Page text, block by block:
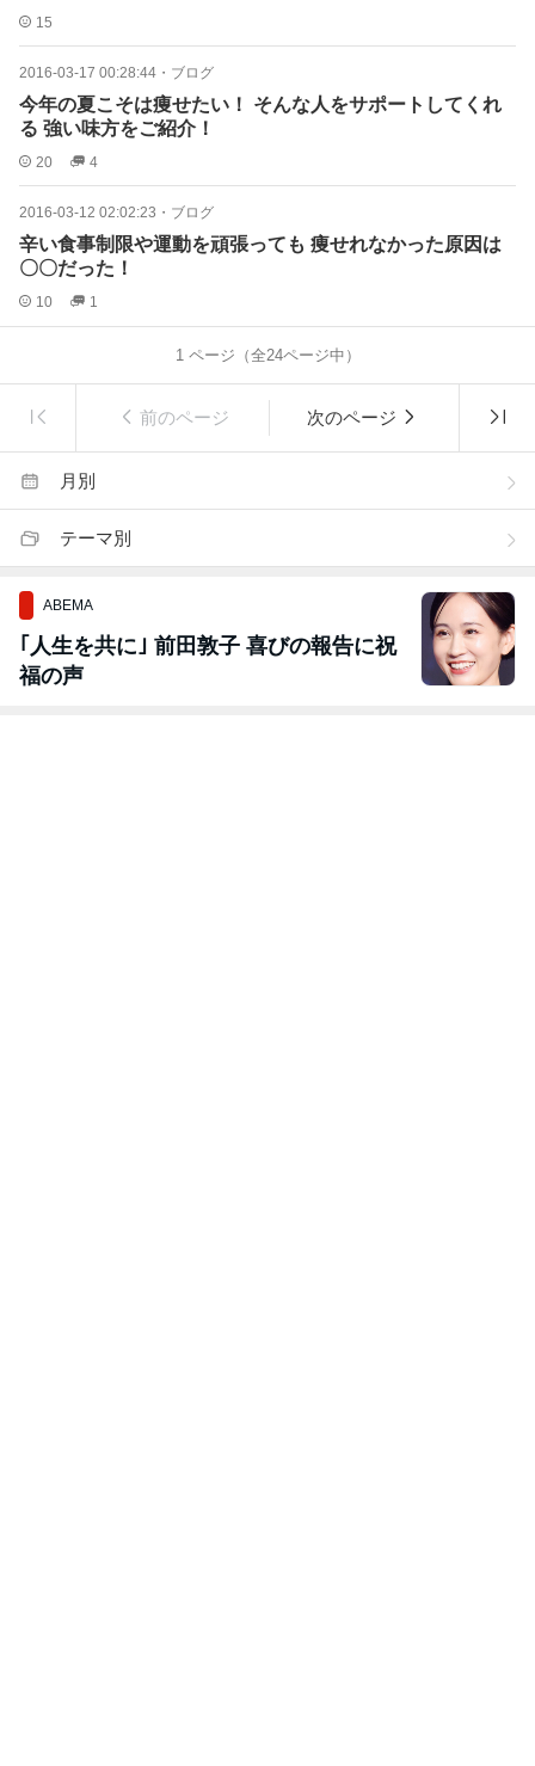
15
2016-03-17 00:28:44 ・ ブログ
今年の夏こそは痩せたい！ そんな人をサポートしてくれ
る 強い味方をご紹介！
20 4
2016-03-12 02:02:23 ・ ブログ
辛い食事制限や運動を頑張っても 痩せれなかった原因は
〇〇だった！
10 1
1ページ（全24ページ中）
前のページ 次のページ
月別
テーマ別
ABEMA
｢人生を共に｣ 前田敦子 喜びの報告に祝
福の声